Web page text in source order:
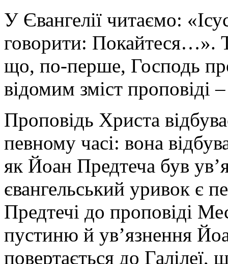
У Євангелії читаємо:
говорити: Покайтеся…».
що, по-перше, Господь
відомим зміст проповіді
Проповідь Христа
певному часі: вона
як Йоан Предтеча був
євангельський уривок є
Предтечі до проповіді
пустиню й ув’язнення
повертається до Галілеї,